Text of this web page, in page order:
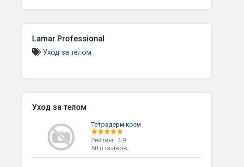
Lamar Professional
Уход за телом
Уход за телом
Тетрадерм крем
Рейтинг: 4.9
68 отзывов